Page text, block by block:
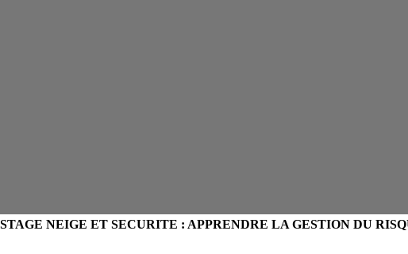
STAGE NEIGE ET SECURITE : APPRENDRE LA GESTION DU